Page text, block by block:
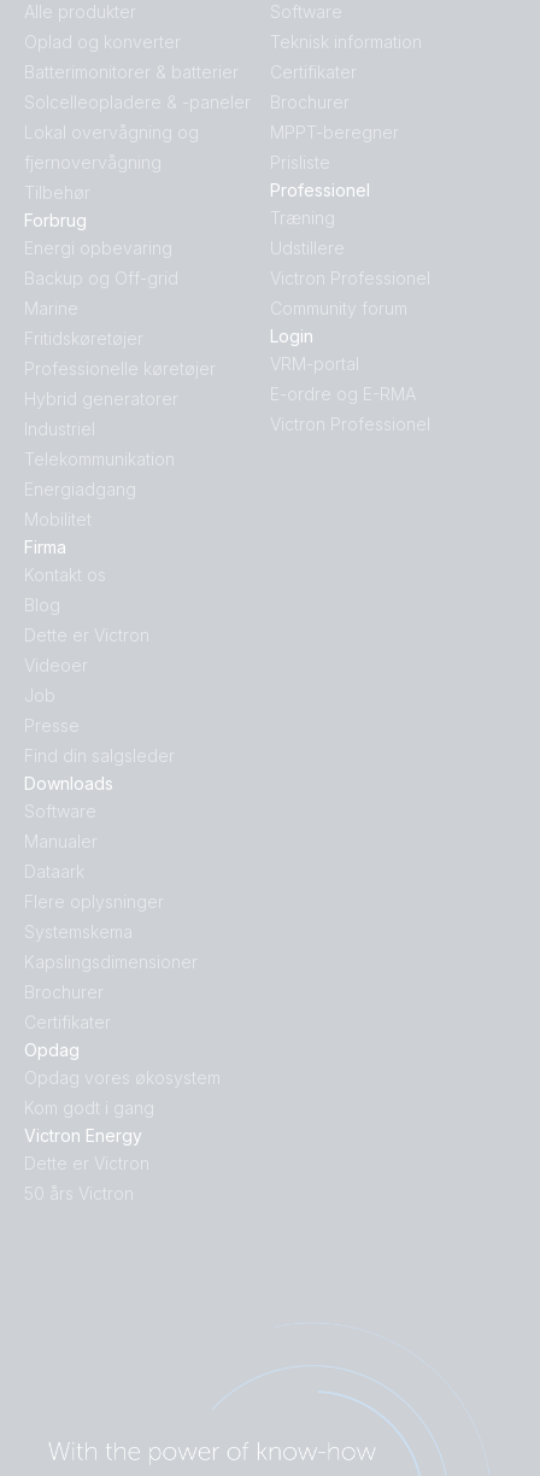
Alle produkter
Oplad og konverter
Batterimonitorer & batterier
Solcelleopladere & -paneler
Lokal overvågning og
fjernovervågning
Tilbehør
Opdag
Opdag vores økosystem
Kom godt i gang
Victron Energy
Dette er Victron
50 års Victron
Downloads
Software
Manualer
Dataark
Flere oplysninger
Systemskema
Kapslingsdimensioner
Brochurer
Certifikater
Forbrug
Energi opbevaring
Backup og Off-grid
Marine
Fritidskøretøjer
Professionelle køretøjer
Hybrid generatorer
Industriel
Telekommunikation
Energiadgang
Mobilitet
Firma
Kontakt os
Blog
Dette er Victron
Videoer
Job
Presse
Find din salgsleder
Software
Teknisk information
Certifikater
Brochurer
MPPT-beregner
Prisliste
Professionel
Træning
Udstillere
Victron Professionel
Community forum
Login
VRM-portal
E-ordre og E-RMA
Victron Professionel